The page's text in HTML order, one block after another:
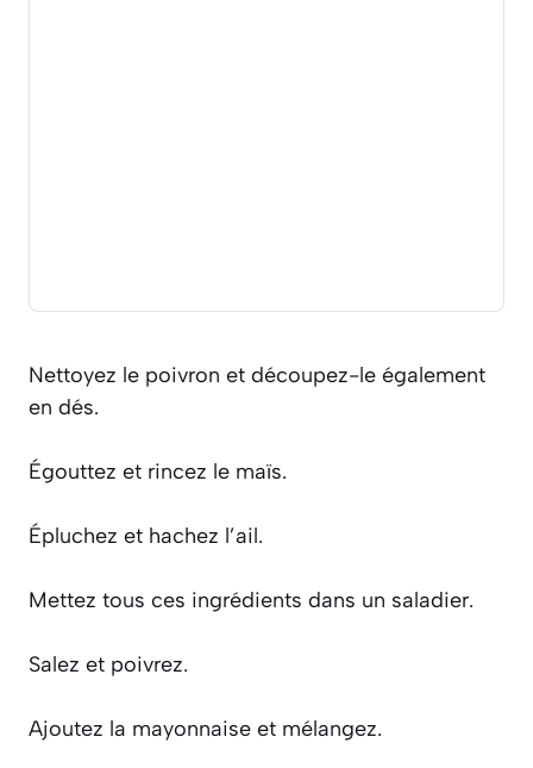
Nettoyez le poivron et découpez-le également
en dés.
Égouttez et rincez le maïs.
Épluchez et hachez l’ail.
Mettez tous ces ingrédients dans un saladier.
Salez et poivrez.
Ajoutez la mayonnaise et mélangez.